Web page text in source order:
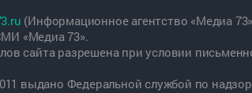
(Информационное агентство «Медиа
«Медиа 73».
сайта разрешена при условии
выдано Федеральной службой по